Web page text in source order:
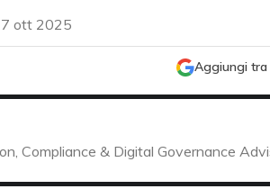
ott 2025
Aggiungi tra
Compliance & Digital Governance